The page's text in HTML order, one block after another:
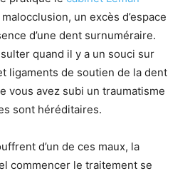
un excès d’espace
d’une dent surnuméraire.
quand il y a un souci sur
ligaments de soutien de la dent
vous avez subi un traumatisme
sont héréditaires.
d’un de ces maux, la
commencer le traitement se